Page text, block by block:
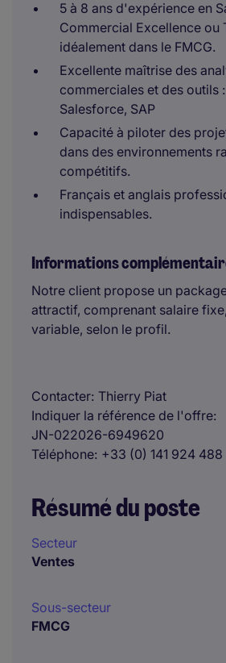
5 à 8 ans d'expérience en
Commercial Excellence ou
idéalement dans le FMCG.
Excellente maîtrise des
commerciales et des outils
Salesforce, SAP
Capacité à piloter des
dans des environnements
compétitifs.
Français et anglais
indispensables.
Informations
Notre client propose un
attractif, comprenant salaire
variable, selon le profil.
Contacter Thierry Piat
Indiquer la référence de l'offre
JN-022026-6949620
Téléphone +33 (0) 141 924 488
Résumé du poste
Secteur
Ventes
Sous-secteur
FMCG